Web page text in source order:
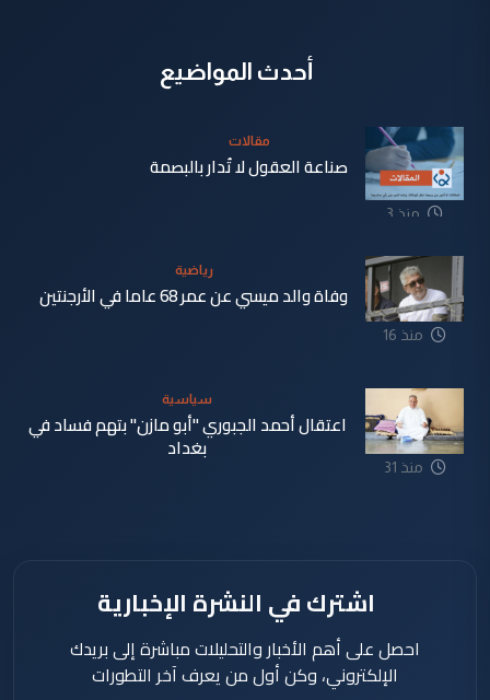
أحدث المواضيع
منذ 3
مقالات
صناعة العقول لا تُدار بالبصمة
منذ 16
رياضية
وفاة والد ميسي عن عمر 68 عاما في الأرجنتين
منذ 31
سياسية
اعتقال أحمد الجبوري "أبو مازن" بتهم فساد في
بغداد
اشترك في النشرة الإخبارية
احصل على أهم الأخبار والتحليلات مباشرة إلى بريدك
الإلكتروني، وكن أول من يعرف آخر التطورات